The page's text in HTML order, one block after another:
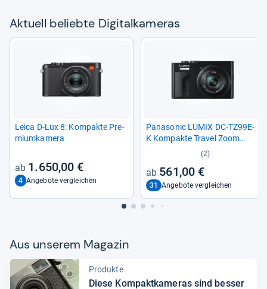
Aktu­ell beliebte Digi­tal­ka­me­ras
Leica D-​Lux 8: Kom­pakte Pre­
mi­um­ka­mera
1.650,00 €
4 Angebote vergleichen
Pana­so­nic LUMIX DC-​TZ99E-​
K Kom­pakte Tra­vel Zoom
(2)
561,00 €
31 Angebote vergleichen
Aus unse­rem Maga­zin
Produkte
Diese Kom­pakt­ka­me­ras sind bes­ser